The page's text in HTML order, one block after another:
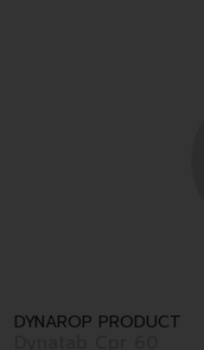
DYNAROP PRODUCT